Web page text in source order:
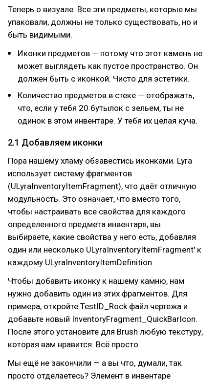
Теперь о визуале. Все эти предметы, которые мы
упаковали, должны не только существовать, но и
быть видимыми.
Иконки предметов — потому что этот камень не
может выглядеть как пустое пространство. Он
должен быть с иконкой. Чисто для эстетики.
Количество предметов в стеке — отображать,
что, если у тебя 20 бутылок с зельем, ты не
одинок в этом инвентаре. У тебя их целая куча.
2.1 Добавляем иконки
Пора нашему хламу обзавестись иконками. Lyra
использует систему фрагментов
(ULyraInventoryItemFragment), что даёт отличную
модульность. Это означает, что вместо того,
чтобы настраивать все свойства для каждого
определенного предмета инвентаря, вы
выбираете, какие свойства у него есть, добавляя
один или несколько ULyraInventoryItemFragment' к
каждому ULyraInventoryItemDefinition.
Чтобы добавить иконку к нашему камню, нам
нужно добавить один из этих фрагментов. Для
примера, откройте TestID_Rock файл чертежа и
добавьте новый InventoryFragment_QuickBarIcon.
После этого установите для Brush любую текстуру,
которая вам нравится. Всё просто.
Мы ещё не закончили — а вы что, думали, так
просто отделаетесь? Элемент в инвентаре